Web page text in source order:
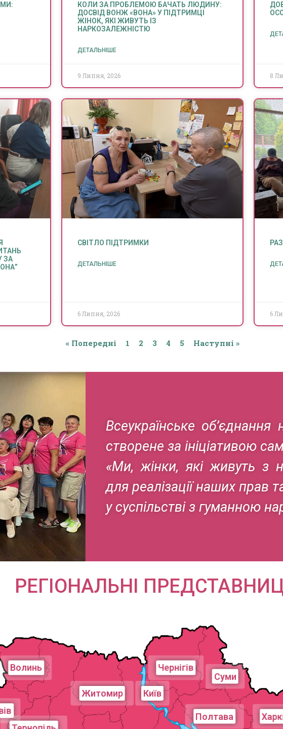
КОЛИ ЗА ПРОБЛЕМОЮ БАЧАТЬ ЛЮДИНУ:
ДОСВІД ВОНЖ «ВОНА» У ПІДТРИМЦІ
ЖІНОК, ЯКІ ЖИВУТЬ ІЗ
НАРКОЗАЛЕЖНІСТЮ
ДЕТАЛЬНІШЕ
9 Липня, 2026 8
ЗА
СВІТЛО ПІДТРИМКИ
ДЕТАЛЬНІШЕ
6 Липня, 2026 6
« Попередні 1 2 3 4 5 Наступні »
Всеукраїнське
створене за ініціативою
«Ми, жінки, які живуть з
для реалізації наших прав
у суспільстві з гуманною
РЕГІОНАЛЬНІ
Волинь
Полтава
Суми
Чернігів
Київ
Житомир